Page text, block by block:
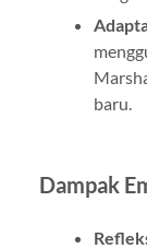
baru.
Dampak